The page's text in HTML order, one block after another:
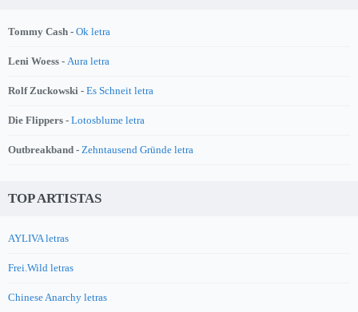
Tommy Cash - Ok letra
Leni Woess - Aura letra
Rolf Zuckowski - Es Schneit letra
Die Flippers - Lotosblume letra
Outbreakband - Zehntausend Gründe letra
TOP ARTISTAS
AYLIVA letras
Frei.Wild letras
Chinese Anarchy letras